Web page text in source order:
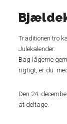
Traditionen tro
Julekalender.
Bag lågerne
rigtigt, er du
Den 24.
at deltage.